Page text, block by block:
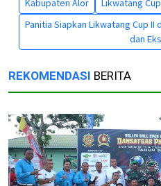
Panitia Siapkan Likwatang Cup II
dan
REKOMENDASI BERITA